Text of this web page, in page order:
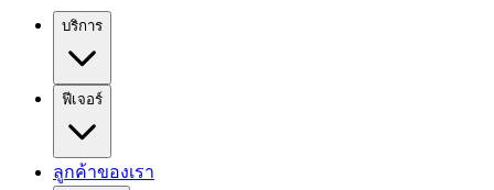
บริการ
ฟีเจอร์
ลูกค้าของเรา